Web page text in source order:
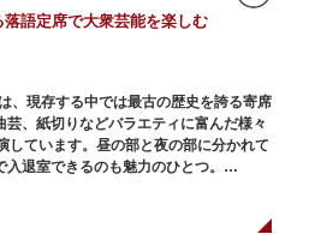
山小屋風の撞球室（ビリヤード場）
ます。通常は非公開ですが、毎月15日
開されています。
の手によるものと伝えられている書院造
を遥かにしのぐ規模でしたが、現在は
1棟だけが残っています。
落語定席で大衆芸能を楽しむ
、現存する中では最古の歴史を誇る寄席
芸、紙切りなどバラエティに富んだ様々
しています。昼の部と夜の部に分かれて
退室できるのも魅力のひとつ。
売店で購入できる、お箸で切れるやわ
つサンド。お弁当やお菓子を食べたり